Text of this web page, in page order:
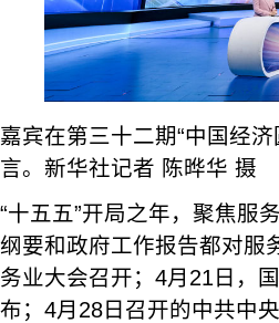
嘉宾在第三十二期“中国经
言。新华社记者 陈晔华 摄
“十五五”开局之年，聚焦服
纲要和政府工作报告都对服
务业大会召开；4月21日，
布；4月28日召开的中共中